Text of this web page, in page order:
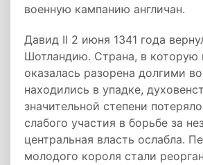
военную кампанию англичан.
Давид II 2 июня 1341 года
Шотландию. Страна, в которую
оказалась разорена долгими
находились в упадке,
значительной степени
слабого участия в борьбе за
центральная власть ослабла.
молодого короля стали